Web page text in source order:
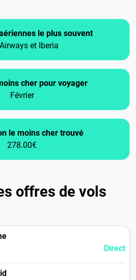
le plus souvent
et Iberia
cher pour voyager
Février
le moins cher trouvé
278.00€
offres de vols
Direct